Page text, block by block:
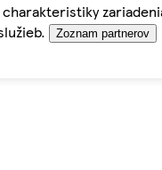
Zoznam partnerov